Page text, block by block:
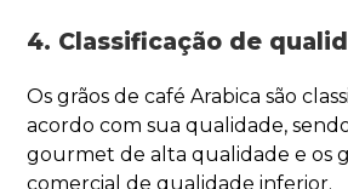
4. Classificação de
Os grãos de café Arabica são
acordo com sua qualidade,
gourmet de alta qualidade e os
comercial de qualidade inferior.